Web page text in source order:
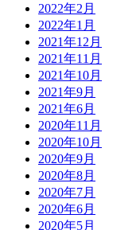
2022年2月
2022年1月
2021年12月
2021年11月
2021年10月
2021年9月
2021年6月
2020年11月
2020年10月
2020年9月
2020年8月
2020年7月
2020年6月
2020年5月